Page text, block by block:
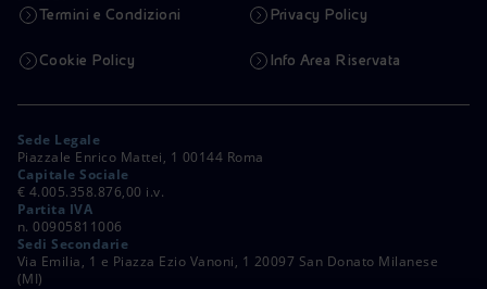
Termini e Condizioni Privacy Policy
Cookie Policy Info Area Riservata
Sede Legale
Piazzale Enrico Mattei, 1 00144 Roma
Capitale Sociale
€ 4.005.358.876,00 i.v.
Partita IVA
n. 00905811006
Sedi Secondarie
Via Emilia, 1 e Piazza Ezio Vanoni, 1 20097 San Donato Milanese
(MI)